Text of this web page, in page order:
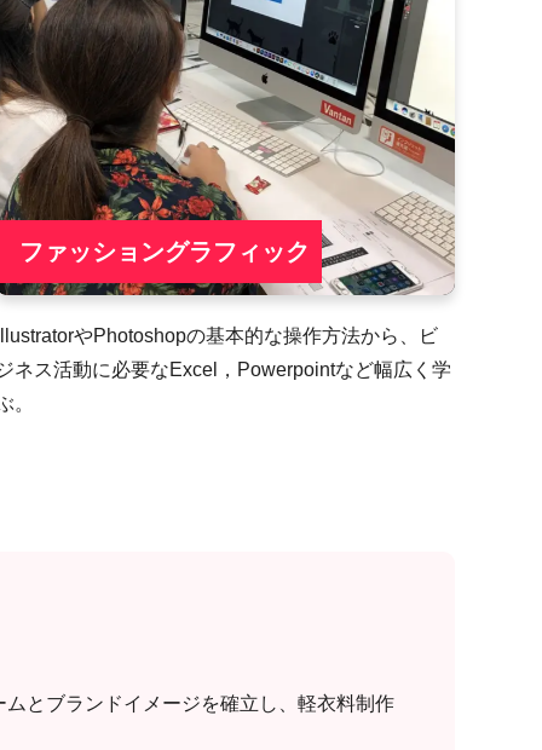
ファッショングラフィック
やPhotoshopの基本的な操作方法から、ビ
ネス活動に必要なExcel，Powerpointなど幅広く学
。
とブランドイメージを確立し、軽衣料制作